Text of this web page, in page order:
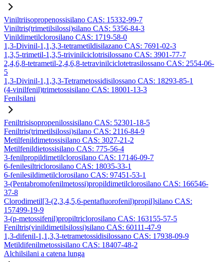
Viniltriisopropenossisilano CAS: 15332-99-7
Viniltris(trimetilsilossi)silano CAS: 5356-84-3
Vinildimetilclorosilano CAS: 1719-58-0
1,3-Divinil-1,1,3,3-tetrametildisilazano CAS: 7691-02-3
1,3,5-trimetil-1,3,5-trivinilciclotrisilossano CAS: 3901-77-7
2,4,6,8-tetrametil-2,4,6,8-tetravinilciclotetrasilossano CAS: 2554-06-
5
1,3-Divinil-1,1,3,3-Tetrametossidisilossano CAS: 18293-85-1
(4-vinilfenil)trimetossisilano CAS: 18001-13-3
Fenilsilani
Feniltrisisopropenilossisilano CAS: 52301-18-5
Feniltris(trimetilsilossi)silano CAS: 2116-84-9
Metilfenildimetossisilano CAS: 3027-21-2
Metilfenildietossisilano CAS: 775-56-4
3-fenilpropildimetilclorosilano CAS: 17146-09-7
6-fenilesiltriclorosilano CAS: 18035-33-1
6-fenilesildimetilclorosilano CAS: 97451-53-1
3-(Pentabromofenilmetossi)propildimetilclorosilano CAS: 166546-
37-8
Clorodimetil[3-(2,3,4,5,6-pentafluorofenil)propil]silano CAS:
157499-19-9
3-(p-metossifenil)propiltriclorosilano CAS: 163155-57-5
Feniltris(vinildimetilsilossi)silano CAS: 60111-47-9
1,3-difenil-1,1,3,3-tetrametossidisilossano CAS: 17938-09-9
Metildifenilmetossisilano CAS: 18407-48-2
Alchilsilani a catena lunga